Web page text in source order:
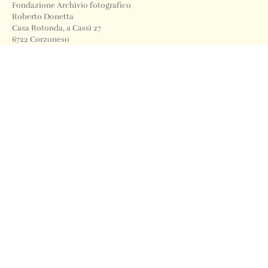
Fondazione Archivio fotografico
Roberto Donetta
Casa Rotonda, a Cassì 27
6722 Corzoneso